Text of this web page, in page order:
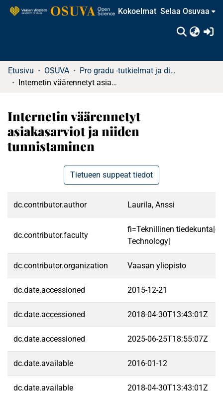
Kokoelmat Selaa Osuvaa
Etusivu OSUVA
Pro gradu -tutkielmat ja diplomityöt (rajattu saatavuus)
Internetin väärennetyt asiakasarviot ja niiden tunnistaminen
Internetin väärennetyt
asiakasarviot ja niiden
tunnistaminen
Tietueen suppeat tiedot
dc.contributor.author Laurila, Anssi
dc.contributor.faculty
fi=Teknillinen
Technology|
dc.contributor.organization Vaasan yliopisto
dc.date.accessioned 2015-12-21
dc.date.accessioned 2018-04-30T13:43:01Z
dc.date.accessioned 2025-06-25T18:55:07Z
dc.date.available 2016-01-12
dc.date.available 2018-04-30T13:43:01Z